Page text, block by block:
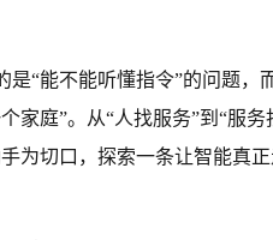
是“能不能听懂指令”的问题，
家庭”。从“人找服务”到“服务
为切口，探索一条让智能真